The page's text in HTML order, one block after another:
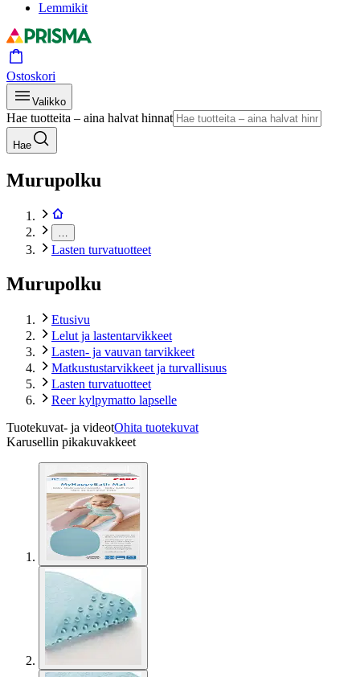
Lemmikit
Ostoskori
Valikko
Hae tuotteita – aina halvat hinnat
Hae
Murupolku
Lasten turvatuotteet
Murupolku
Etusivu
Lelut ja lastentarvikkeet
Lasten- ja vauvan tarvikkeet
Matkustustarvikkeet ja turvallisuus
Lasten turvatuotteet
Reer kylpymatto lapselle
Tuotekuvat- ja videotOhita tuotekuvat
Karusellin pikakuvakkeet